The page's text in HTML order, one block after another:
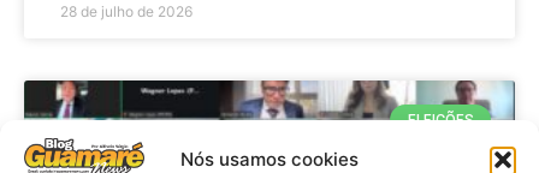
Nós usamos cookies
28 de julho de 2026
ELEIÇÕES